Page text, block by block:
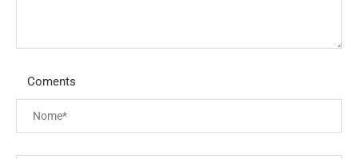
Coments